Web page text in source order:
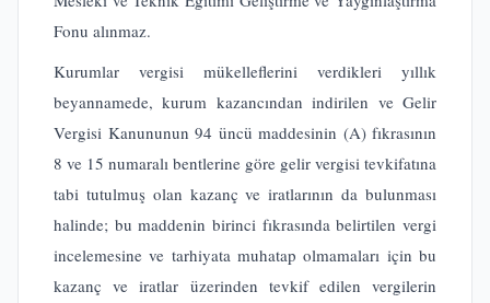
Fonu alınmaz.
Kurumlar vergisi mükelleflerini verdikleri yıllık
beyannamede, kurum kazancından indirilen ve Gelir
Vergisi Kanununun 94 üncü maddesinin (A) fıkrasının
8 ve 15 numaralı bentlerine göre gelir vergisi tevkifatına
tabi tutulmuş olan kazanç ve iratlarının da bulunması
halinde; bu maddenin birinci fıkrasında belirtilen vergi
incelemesine ve tarhiyata muhatap olmamaları için bu
kazanç ve iratlar üzerinden tevkif edilen vergilerin